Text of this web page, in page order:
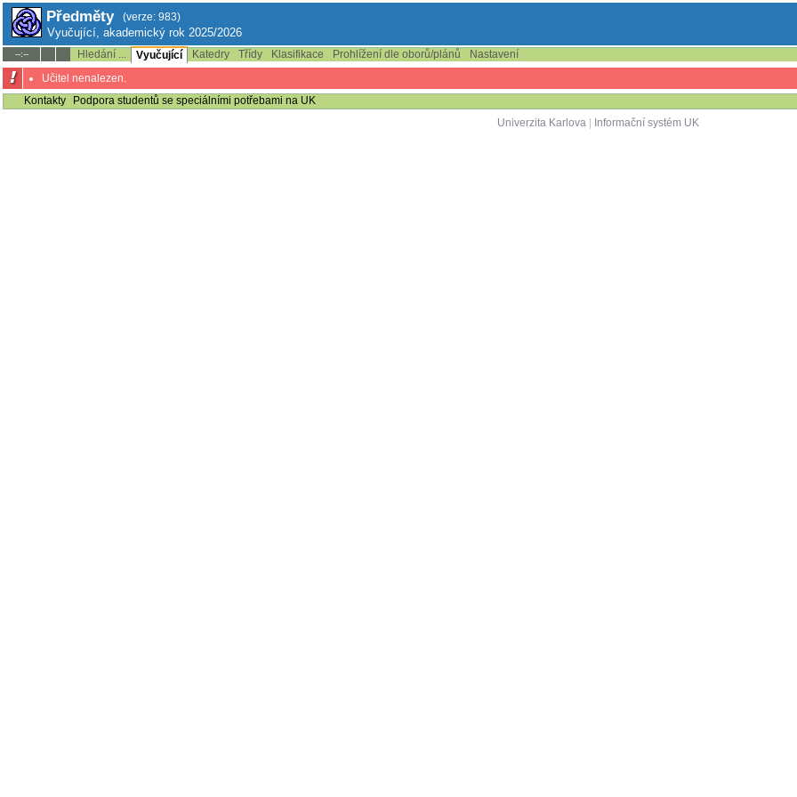
Předměty (verze: 983)
Vyučující, akademický rok 2025/2026
--:-- Hledání ... Vyučující Katedry Třídy Klasifikace Prohlížení dle oborů/plánů
Nastavení
Učitel nenalezen.
Kontakty
Podpora studentů se speciálními potřebami na UK
Univerzita Karlova| Informační systém UK